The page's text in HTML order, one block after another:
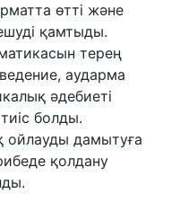
өтті және
қамтыды.
терең
аударма
әдебиеті
болды.
дамытуға
қолдану